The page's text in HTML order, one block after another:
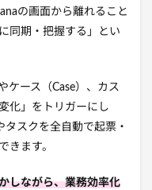
の画面から離れること
同期・把握する」とい
ケース（Case）、カス
化」をトリガーにし
スクを全自動で起票・
きます。
しながら、業務効率化